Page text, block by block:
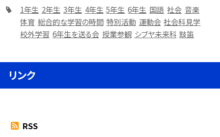
1年生 2年生 3年生 4年生 5年生 6年生 国語 社会 音楽
体育 総合的な学習の時間 特別活動 運動会 社会科見学
校外学習 6年生を送る会 授業参観 シブヤ未来科 鼓笛
リンク
RSS